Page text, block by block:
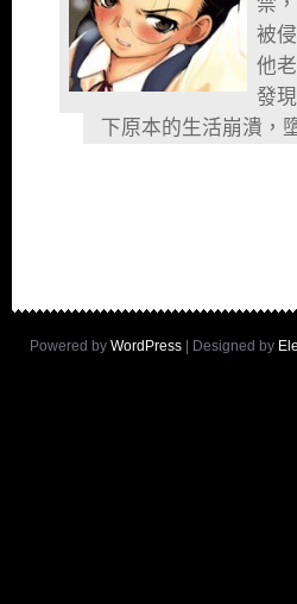
被
他
發
下原本的生活崩潰，
Powered by WordPress | Designed by